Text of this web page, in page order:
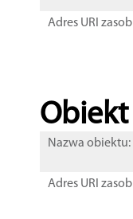
Adres URI
Nazwa obiektu:
Adres URI